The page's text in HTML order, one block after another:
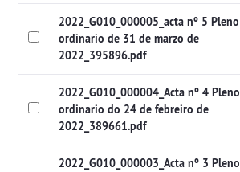
2022_G010_000005_acta nº 5 Pleno
ordinario de 31 de marzo de
2022_395896.pdf
2022_G010_000004_Acta nº 4 Pleno
ordinario do 24 de febreiro de
2022_389661.pdf
2022_G010_000003_Acta nº 3 Pleno